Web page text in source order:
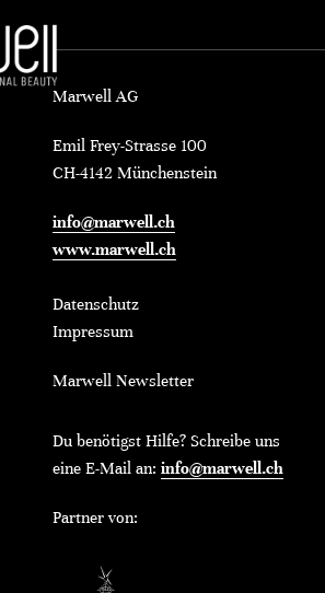
Marwell AG
Emil Frey-Strasse 100
CH-4142 Münchenstein
info@marwell.ch
www.marwell.ch
Datenschutz
Impressum
Marwell Newsletter
Du benötigst Hilfe? Schreibe uns
eine E-Mail an: info@marwell.ch
Partner von: